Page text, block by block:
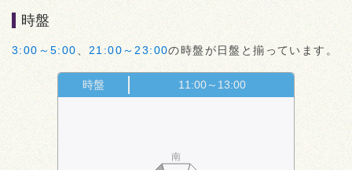
時盤
3:00～5:00 21:00～23:00の時盤が日盤と揃っています。
時盤 11:00～13:00
南